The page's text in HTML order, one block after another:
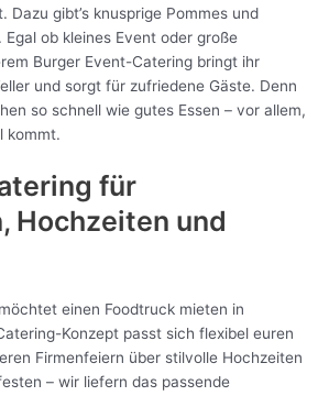
Dazu gibt’s knusprige Pommes und
ob kleines Event oder große
Burger Event-Catering bringt ihr
und sorgt für zufriedene Gäste. Denn
so schnell wie gutes Essen – vor allem,
kommt.
für
Hochzeiten und
einen Foodtruck mieten in
Konzept passt sich flexibel euren
Firmenfeiern über stilvolle Hochzeiten
– wir liefern das passende